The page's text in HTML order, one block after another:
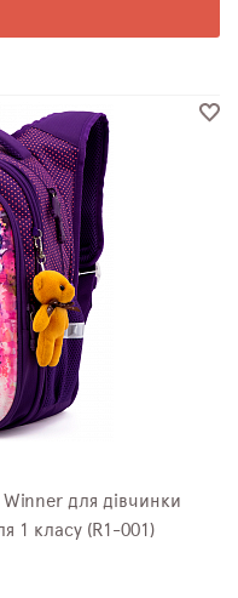
1 класу (R1-001)